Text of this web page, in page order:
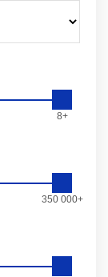
8+
350 000+